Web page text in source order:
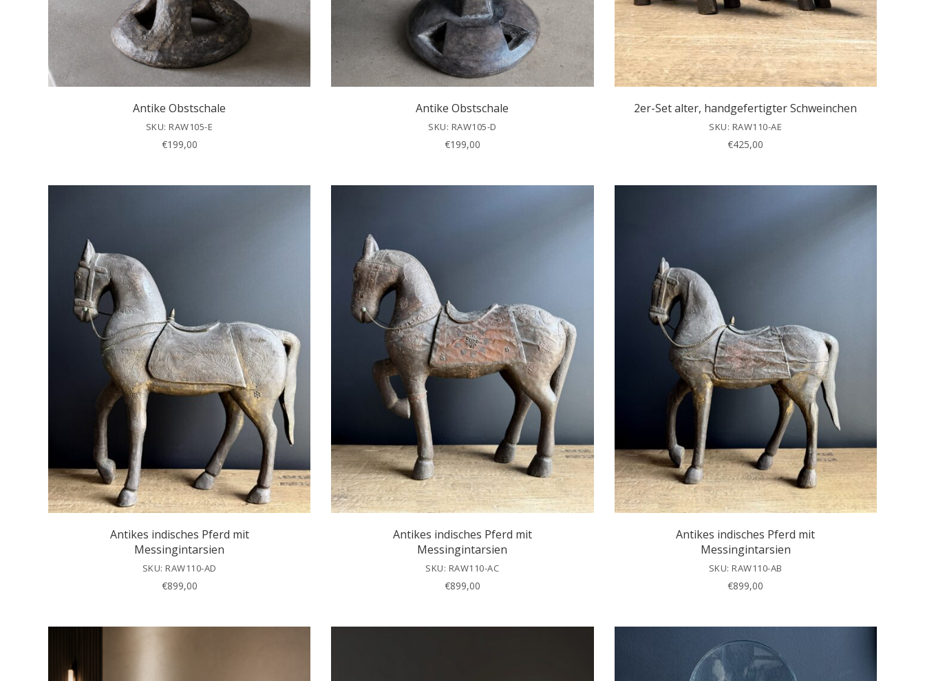
Antike Obstschale
SKU: RAW105-E
€199,00
Antike Obstschale
SKU: RAW105-D
€199,00
2er-Set alter, handgefertigter Schweinchen
SKU: RAW110-AE
€425,00
Antikes indisches Pferd mit
Messingintarsien
SKU: RAW110-AD
€899,00
Antikes indisches Pferd mit
Messingintarsien
SKU: RAW110-AC
€899,00
Antikes indisches Pferd mit
Messingintarsien
SKU: RAW110-AB
€899,00